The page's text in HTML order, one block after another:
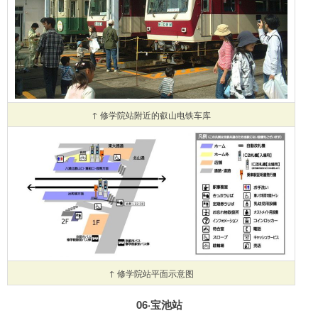
↑ 修学院站附近的叡山电铁车库
↑ 修学院站平面示意图
06·宝池站